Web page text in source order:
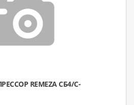
REMEZA СБ4/C-